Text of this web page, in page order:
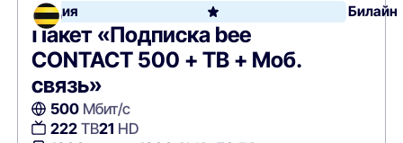
Акция Билайн
Пакет «Подписка bee
CONTACT 500 + ТВ + Моб.
связь»
500Мбит/с
222ТВ21 HD